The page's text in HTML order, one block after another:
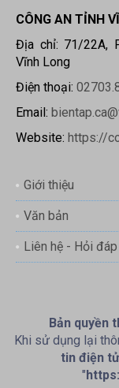
CÔNG AN TỈNH
Địa chỉ: 71/22A,
Vĩnh Long
Điện thoại:
Email:
Website: https://
Giới thiệu
Văn bản
Liên hệ - Hỏi đáp
Bản quyền
Khi sử dụng lại
tin điện
"